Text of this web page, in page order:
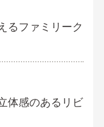
るファミリーク
体感のあるリビ